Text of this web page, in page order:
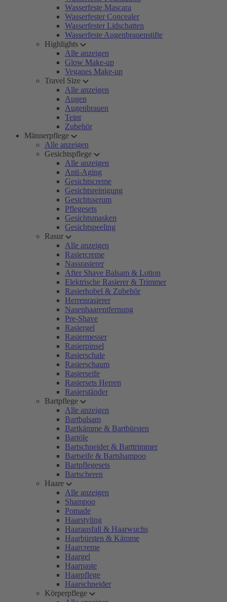
Wasserfeste Mascara
Wasserfester Concealer
Wasserfester Lidschatten
Wasserfeste Augenbrauenstifte
Highlights
Alle anzeigen
Glow Make-up
Veganes Make-up
Travel Size
Alle anzeigen
Augen
Augenbrauen
Teint
Zubehör
Männerpflege
Alle anzeigen
Gesichtspflege
Alle anzeigen
Anti-Aging
Gesichtscreme
Gesichtsreinigung
Gesichtsserum
Pflegesets
Gesichtsmasken
Gesichtspeeling
Rasur
Alle anzeigen
Rasiercreme
Nassrasierer
After Shave Balsam & Lotion
Elektrische Rasierer & Trimmer
Rasierhobel & Zubehör
Herrenrasierer
Nasenhaarentfernung
Pre-Shave
Rasiergel
Rasiermesser
Rasierpinsel
Rasierschale
Rasierschaum
Rasierseife
Rasiersets Herren
Rasierständer
Bartpflege
Alle anzeigen
Bartbalsam
Bartkämme & Bartbürsten
Bartöle
Bartschneider & Barttrimmer
Bartseife & Bartshampoo
Bartpflegesets
Bartscheren
Haare
Alle anzeigen
Shampoo
Pomade
Haarstyling
Haarausfall & Haarwuchs
Haarbürsten & Kämme
Haarcreme
Haargel
Haarpaste
Haarpflege
Haarschneider
Körperpflege